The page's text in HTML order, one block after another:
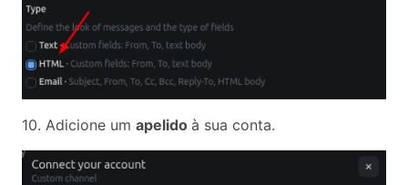
10. Adicione um apelido à sua conta.